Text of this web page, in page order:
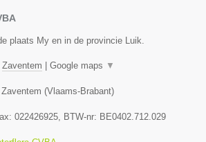
plaats My en in de provincie Luik.
Zaventem | Google maps ▼
Zaventem (Vlaams-Brabant)
022426925 , BTW-nr: BE0402.712.029